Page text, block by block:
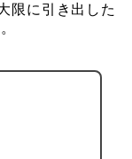
限に引き出した